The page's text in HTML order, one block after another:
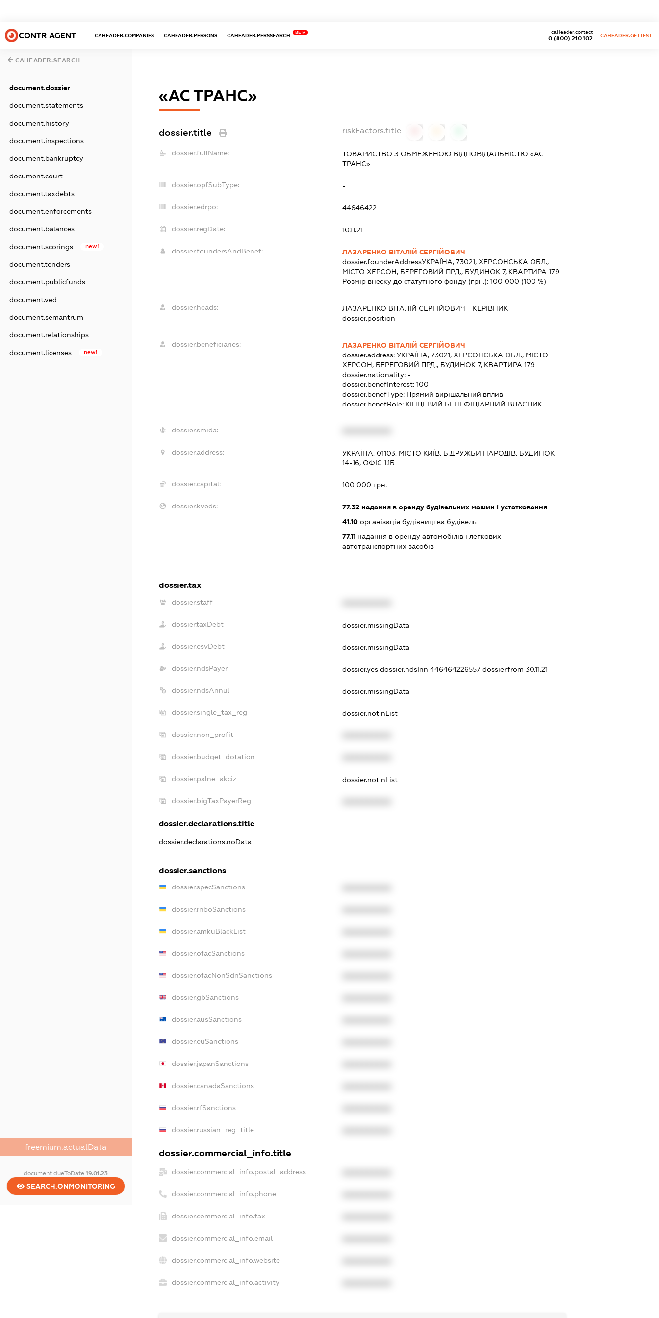
CONTR AGENT CAHEADER.COMPANIES CAHEADER.PERSONS CAHEADER.PERSSEARCH
BETA
0 (800) 210 102
caHeader.contact
CAHEADER.GETTEST
CAHEADER.SEARCH
document.dossier
document.statements
document.history
document.inspections
document.bankruptcy
document.court
document.taxdebts
document.enforcements
document.balances
document.scorings new!
document.tenders
document.publicfunds
document.ved
document.semantrum
document.relationships
document.licenses new!
freemium.actualData
document.dueToDate19.01.23
SEARCH.ONMONITORING
«АС ТРАНС»
dossier.title riskFactors.title
dossier.fullName:
ТОВАРИСТВО З ОБМЕЖЕНОЮ ВІДПОВІДАЛЬНІСТЮ «АС
ТРАНС»
dossier.opfSubType: -
dossier.edrpo: 44646422
dossier.regDate: 10.11.21
dossier.foundersAndBenef:
ЛАЗАРЕНКО ВІТАЛІЙ СЕРГІЙОВИЧ
dossier.founderAddressУКРАЇНА, 73021, ХЕРСОНСЬКА ОБЛ.,
МІСТО ХЕРСОН, БЕРЕГОВИЙ ПРД., БУДИНОК 7, КВАРТИРА 179
Розмір внеску до статутного фонду (грн.): 100 000 (100 %)
dossier.heads: ЛАЗАРЕНКО ВІТАЛІЙ СЕРГІЙОВИЧ - КЕРІВНИК
dossier.position -
dossier.beneficiaries:
ЛАЗАРЕНКО ВІТАЛІЙ СЕРГІЙОВИЧ
dossier.address: УКРАЇНА, 73021, ХЕРСОНСЬКА ОБЛ., МІСТО
ХЕРСОН, БЕРЕГОВИЙ ПРД., БУДИНОК 7, КВАРТИРА 179
dossier.nationality: -
dossier.benefInterest: 100
dossier.benefType: Прямий вирішальний вплив
dossier.benefRole: КІНЦЕВИЙ БЕНЕФІЦІАРНИЙ ВЛАСНИК
dossier.smida:
dossier.address:
УКРАЇНА, 01103, МІСТО КИЇВ, Б.ДРУЖБИ НАРОДІВ, БУДИНОК
14-16, ОФІС 1.1Б
dossier.capital: 100 000 грн.
dossier.kveds: 77.32надання в оренду будівельних машин і устатковання
41.10організація будівництва будівель
77.11надання в оренду автомобілів і легкових
автотранспортних засобів
dossier.tax
dossier.staff
dossier.taxDebt dossier.missingData
dossier.esvDebt dossier.missingData
dossier.ndsPayer dossier.yes dossier.ndsInn 446464226557 dossier.from 30.11.21
dossier.ndsAnnul dossier.missingData
dossier.single_tax_reg dossier.notInList
dossier.non_profit
dossier.budget_dotation
dossier.palne_akciz dossier.notInList
dossier.bigTaxPayerReg
dossier.declarations.title
dossier.declarations.noData
dossier.sanctions
dossier.specSanctions
dossier.rnboSanctions
dossier.amkuBlackList
dossier.ofacSanctions
dossier.ofacNonSdnSanctions
dossier.gbSanctions
dossier.ausSanctions
dossier.euSanctions
dossier.japanSanctions
dossier.canadaSanctions
dossier.rfSanctions
dossier.russian_reg_title
dossier.commercial_info.title
dossier.commercial_info.postal_address
dossier.commercial_info.phone
dossier.commercial_info.fax
dossier.commercial_info.email
dossier.commercial_info.website
dossier.commercial_info.activity